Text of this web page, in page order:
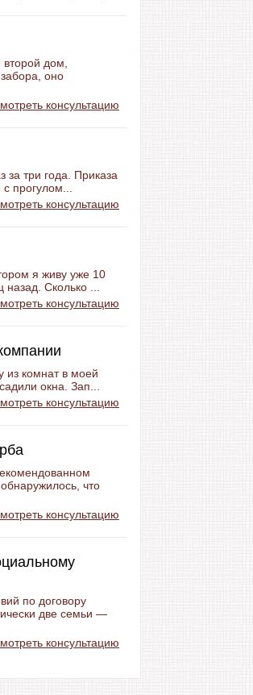
дом,
оно
консультацию
три года. Приказа
прогулом...
консультацию
я живу уже 10
Сколько ...
консультацию
из комнат в моей
окна. Зап...
консультацию
что
консультацию
по договору
две семьи —
консультацию